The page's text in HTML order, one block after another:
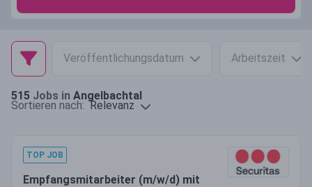
Veröffentlichungsdatum Arbeitszeit
515 Jobs in Angelbachtal
Sortieren nach: Relevanz
TOP JOB
Empfangsmitarbeiter (m/w/d) mit